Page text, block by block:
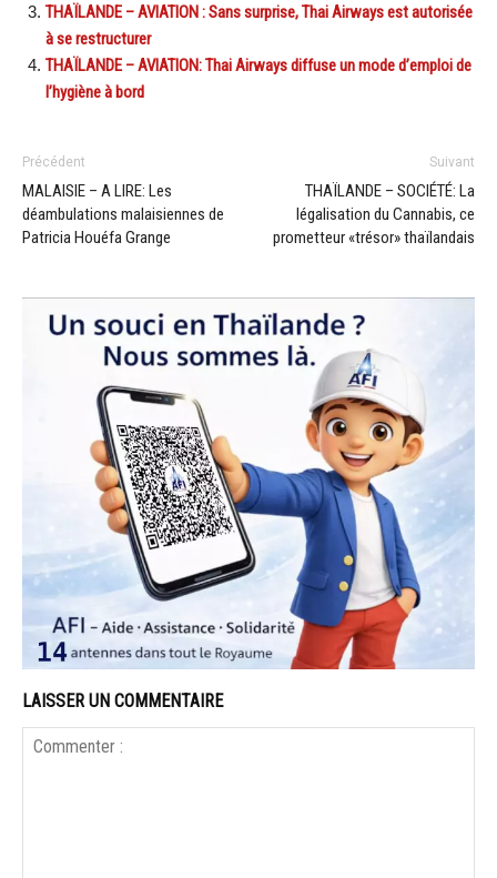
THAÏLANDE – AVIATION : Sans surprise, Thai Airways est autorisée
à se restructurer
THAÏLANDE – AVIATION: Thai Airways diffuse un mode d’emploi de
l’hygiène à bord
Précédent
MALAISIE – A LIRE: Les
déambulations malaisiennes de
Patricia Houéfa Grange
Suivant
THAÏLANDE – SOCIÉTÉ: La
légalisation du Cannabis, ce
prometteur «trésor» thaïlandais
LAISSER UN COMMENTAIRE